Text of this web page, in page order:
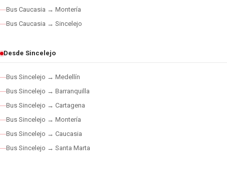
Bus Caucasia → Montería
Bus Caucasia → Sincelejo
Desde Sincelejo
Bus Sincelejo → Medellín
Bus Sincelejo → Barranquilla
Bus Sincelejo → Cartagena
Bus Sincelejo → Montería
Bus Sincelejo → Caucasia
Bus Sincelejo → Santa Marta